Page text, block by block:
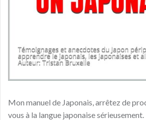
Mon manuel de Japonais, arrêtez de
vous à la langue japonaise